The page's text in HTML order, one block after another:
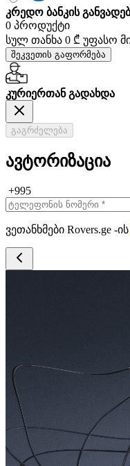
კრედო ბანკის
0 პროდუქტი
სულ თანხა 0 ₾ უფასო
შეკვეთის გაფორმება
კურიერთან გადახდა
გაგრძელება
ავტორიზაცია
+995
ვეთანხმები Rovers.ge -ის